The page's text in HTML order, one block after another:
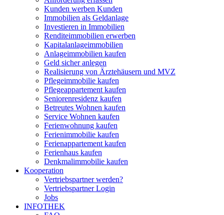
Kunden werben Kunden
Immobilien als Geldanlage
Investieren in Immobilien
Renditeimmobilien erwerben
Kapitalanlageimmobilien
Anlageimmobilien kaufen
Geld sicher anlegen
Realisierung von Ärztehäusern und MVZ
Pflegeimmobilie kaufen
Pflegeappartement kaufen
Seniorenresidenz kaufen
Betreutes Wohnen kaufen
Service Wohnen kaufen
Ferienwohnung kaufen
Ferienimmobilie kaufen
Ferienappartement kaufen
Ferienhaus kaufen
Denkmalimmobilie kaufen
Kooperation
Vertriebspartner werden?
Vertriebspartner Login
Jobs
INFOTHEK